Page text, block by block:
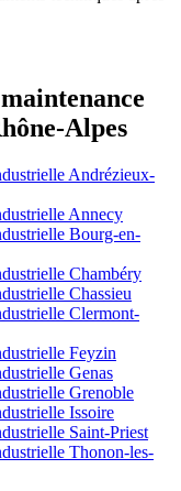
Alpes
Andrézieux-
Annecy
Bourg-en-
Chambéry
Chassieu
Clermont-
Feyzin
Genas
Grenoble
Issoire
Saint-Priest
Thonon-les-